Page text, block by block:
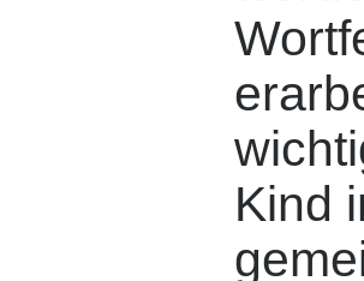
Kind